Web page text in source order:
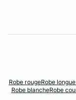
Robe rougeRobe
Robe blancheRobe